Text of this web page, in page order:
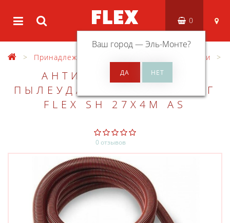
Ваш город —Эль-Монте?
0
Принадлежности Разные принадлежности
АНТИСТАТИЧЕСКИЙ
ПЫЛЕУДАЛЯЮЩИЙ ШЛАНГ
FLEX SH 27X4M AS
0 отзывов